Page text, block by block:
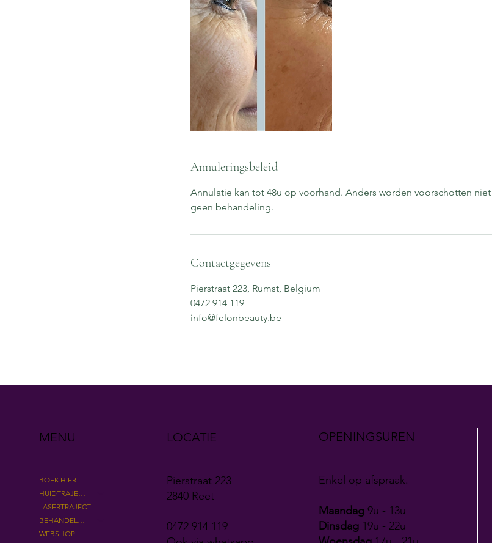
Annuleringsbeleid
Annulatie kan tot 48u op voorhand. Anders worden voorschotten
geen behandeling.
Contactgegevens
Pierstraat 223, Rumst, Belgium
0472 914 119
info@felonbeauty.be
MENU
BOEK HIER
LASERTRAJECT
WEBSHOP
LOCATIE
Pierstraat 223
2840 Reet
0472 914 119
OPENINGSUREN
Enkel op afspraak.
Maandag9u - 13u
Dinsdag19u - 22u